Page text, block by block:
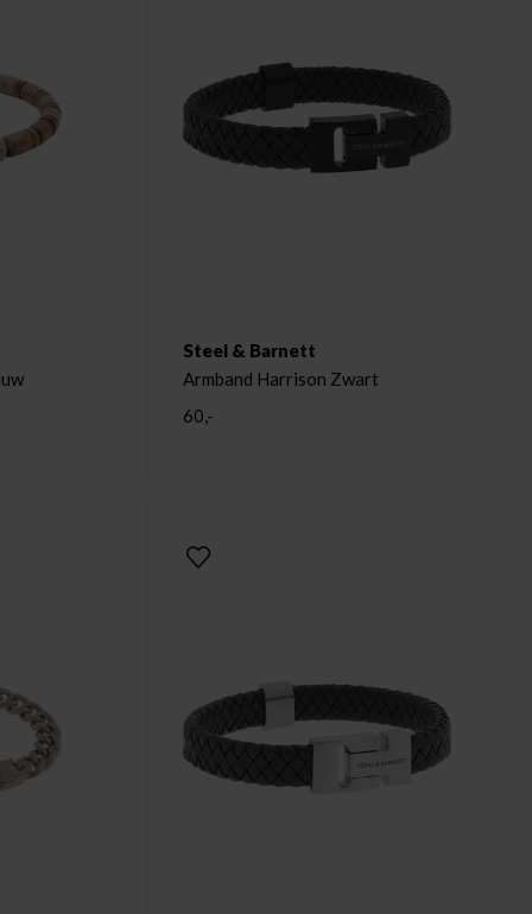
Steel & Barnett
Armband Harrison Zwart
60,-